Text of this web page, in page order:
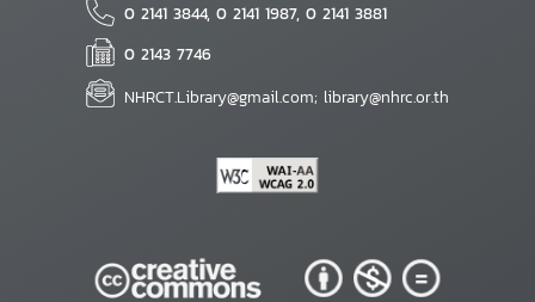
0 2141 3844, 0 2141 1987, 0 2141 3881
0 2143 7746
NHRCT.Library@gmail.com; library@nhrc.or.th